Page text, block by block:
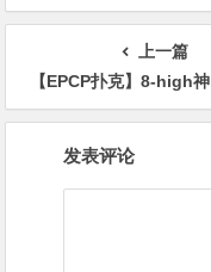
创新与未来趋势
上一篇
【EPCP扑克】8-high神诈唬助力Seth Davies超级豪客碗夺冠，奖金超320万美元
发表评论